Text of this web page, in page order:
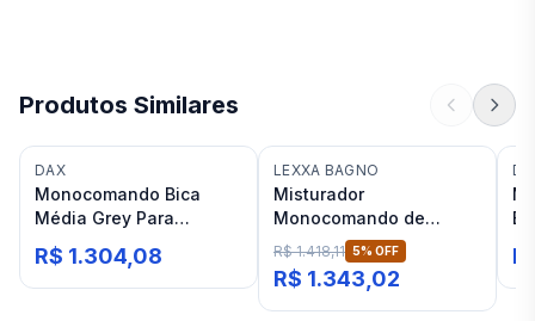
Produtos Similares
DAX
Monocomando Bica
Média Grey Para
Lavatório de Bancada
Dax Navagio "L"
R$ 1.304,08
LEXXA BAGNO
Misturador
Monocomando de
Cozinha Grafite Lexxa
Bagno Lx1709gf
R$ 1.418,11 5% OFF
R$ 1.343,02